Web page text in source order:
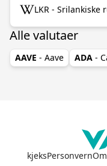
LKR - Srilankiske
Alle valutaer
AAVE - Aave ADA -
kjeksPersonvernOm